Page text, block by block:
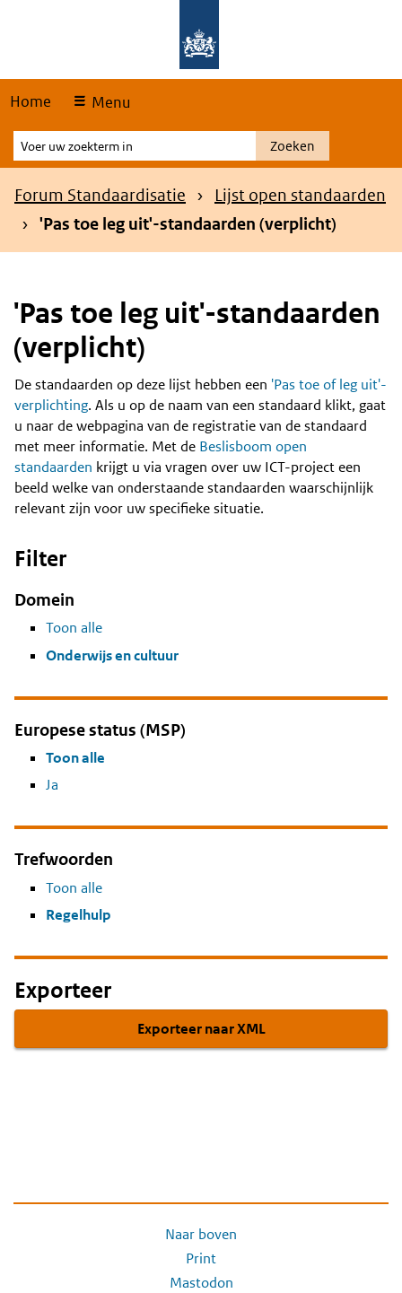
Home Menu
Voer
uw
zoekterm
Zoeken
Kruimelpad
Forum Standaardisatie
Lijst open standaarden
'Pas toe leg uit'-standaarden (verplicht)
'Pas toe leg uit'-standaarden
(verplicht)
Content
De standaarden op deze lijst hebben een 'Pas toe of leg uit'-
verplichting. Als u op de naam van een standaard klikt, gaat
u naar de webpagina van de registratie van de standaard
met meer informatie. Met de Beslisboom open
standaarden krijgt u via vragen over uw ICT-project een
beeld welke van onderstaande standaarden waarschijnlijk
relevant zijn voor uw specifieke situatie.
Filter
Domein
Toon alle
Onderwijs en cultuur
Europese status (MSP)
Toon alle
Ja
Trefwoorden
Toon alle
Regelhulp
Exporteer
Exporteer naar XML
Naar boven
Print
Mastodon